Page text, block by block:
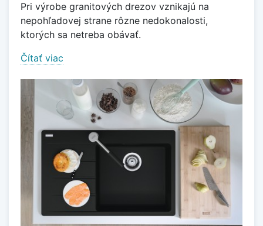
Pri výrobe granitových drezov vznikajú na
nepohľadovej strane rôzne nedokonalosti,
ktorých sa netreba obávať.
Čítať viac